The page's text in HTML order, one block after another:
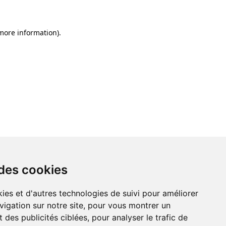
cookies
et d'autres technologies de suivi pour améliorer
sur notre site, pour vous montrer un
des publicités ciblées, pour analyser le trafic de
information).